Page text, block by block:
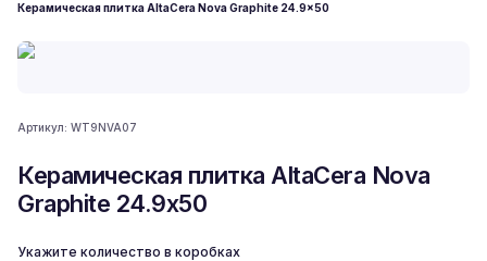
Керамическая плитка AltaCera Nova Graphite 24.9x50
Артикул: WT9NVA07
Керамическая плитка AltaCera Nova
Graphite 24.9x50
Укажите количество в коробках